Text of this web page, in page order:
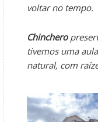
voltar no tempo.
Chinchero
tivemos uma
natural, com